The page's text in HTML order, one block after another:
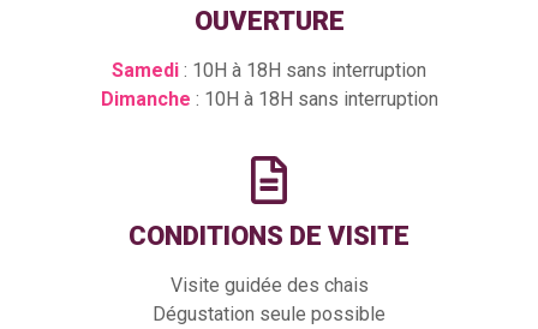
OUVERTURE
Samedi : 10H à 18H sans interruption
Dimanche : 10H à 18H sans interruption
CONDITIONS DE VISITE
Visite guidée des chais
Dégustation seule possible